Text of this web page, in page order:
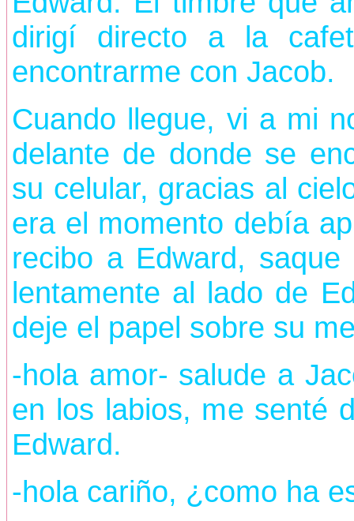
dirigí directo a la
encontrarme con Jacob.
Cuando llegue, vi a mi
delante de donde se
su celular, gracias al
era el momento debía
recibo a Edward,
lentamente al lado de
deje el papel sobre su
-hola amor- salude a
en los labios, me senté
Edward.
-hola cariño, ¿como ha